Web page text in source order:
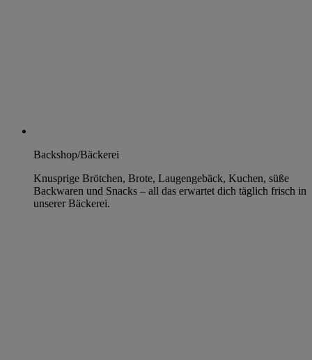
Backshop/Bäckerei
Knusprige Brötchen, Brote, Laugengebäck, Kuchen, süße
Backwaren und Snacks – all das erwartet dich täglich frisch in
unserer Bäckerei.